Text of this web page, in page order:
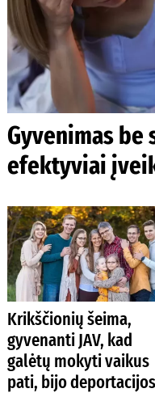
Gyvenimas be
efektyviai
Krikščionių šeima,
gyvenanti JAV, kad
galėtų mokyti vaikus
pati, bijo deportacijos